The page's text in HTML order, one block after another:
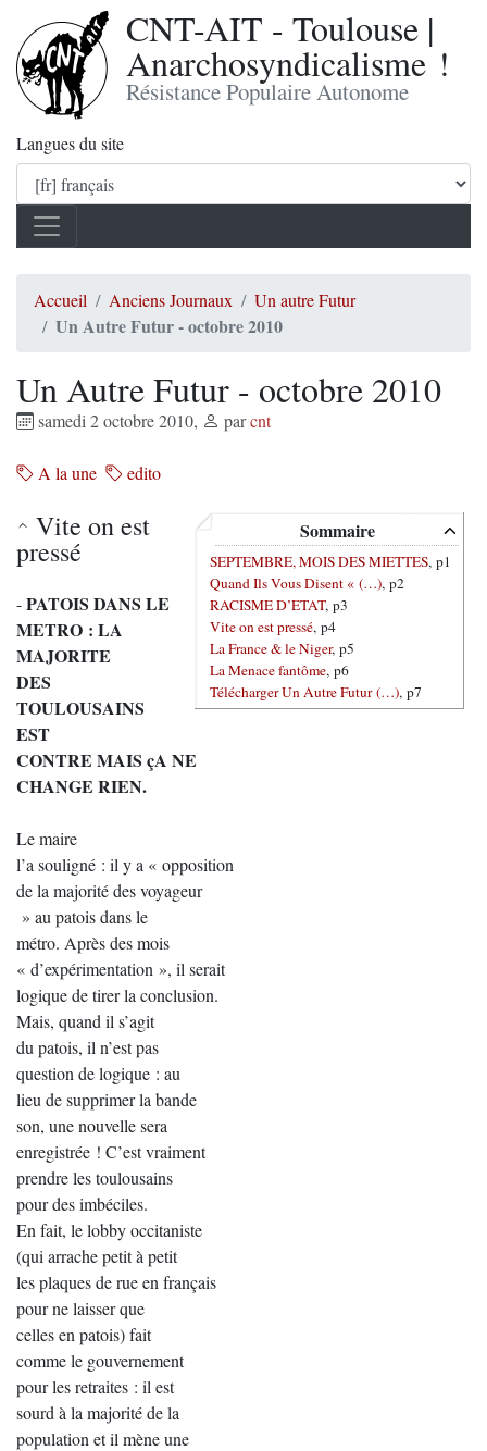
CNT-AIT - Toulouse |
Anarchosyndicalisme !
Résistance Populaire Autonome
Langues du site
Accueil Anciens Journaux Un autre Futur
Un Autre Futur - octobre 2010
Un Autre Futur - octobre 2010
samedi 2 octobre 2010, parcnt
A la une edito
Sommaire
SEPTEMBRE, MOIS DES MIETTES, p1
Quand Ils Vous Disent « (…), p2
RACISME D’ETAT, p3
Vite on est pressé, p4
La France & le Niger, p5
La Menace fantôme, p6
Télécharger Un Autre Futur (…), p7
Vite on est
pressé
-PATOIS DANS LE
METRO : LA
MAJORITE
DES
TOULOUSAINS
EST
CONTRE MAIS çA NE
CHANGE RIEN.
Le maire
l’a souligné : il y a « opposition
de la majorité des voyageur
» au patois dans le
métro. Après des mois
« d’expérimentation », il serait
logique de tirer la conclusion.
Mais, quand il s’agit
du patois, il n’est pas
question de logique : au
lieu de supprimer la bande
son, une nouvelle sera
enregistrée ! C’est vraiment
prendre les toulousains
pour des imbéciles.
En fait, le lobby occitaniste
(qui arrache petit à petit
les plaques de rue en français
pour ne laisser que
celles en patois) fait
comme le gouvernement
pour les retraites : il est
sourd à la majorité de la
population et il mène une